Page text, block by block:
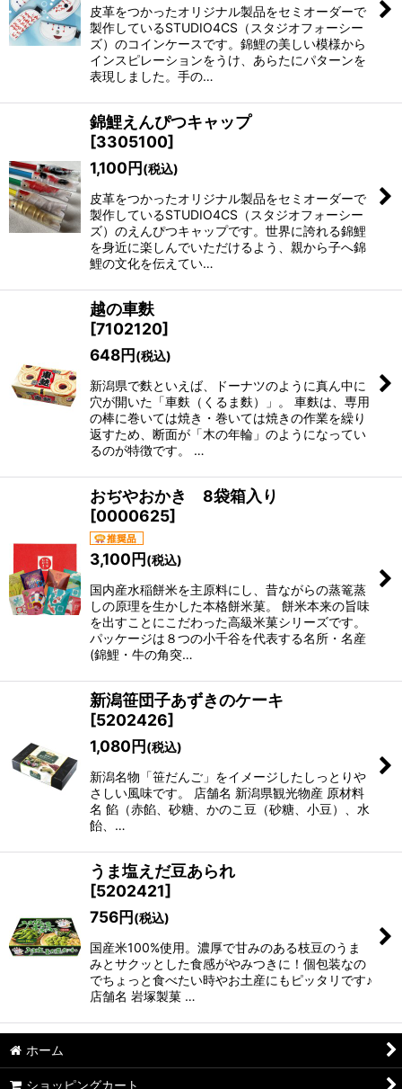
皮革をつかったオリジナル製品をセミオーダーで
製作しているSTUDIO4CS（スタジオフォーシー
ズ）のコインケースです。錦鯉の美しい模様から
インスピレーションをうけ、あらたにパターンを
表現しました。手の…
錦鯉えんぴつキャップ
[3305100]
1,100円(税込)
皮革をつかったオリジナル製品をセミオーダーで
製作しているSTUDIO4CS（スタジオフォーシー
ズ）のえんぴつキャップです。世界に誇れる錦鯉
を身近に楽しんでいただけるよう、親から子へ錦
鯉の文化を伝えてい…
越の車麩
[7102120]
648円(税込)
新潟県で麩といえば、ドーナツのように真ん中に
穴が開いた「車麩（くるま麩）」。 車麩は、専用
の棒に巻いては焼き・巻いては焼きの作業を繰り
返すため、断面が「木の年輪」のようになってい
るのが特徴です。 …
おぢやおかき 8袋箱入り
[0000625]
3,100円(税込)
国内産水稲餅米を主原料にし、昔ながらの蒸篭蒸
しの原理を生かした本格餅米菓。 餅米本来の旨味
を出すことにこだわった高級米菓シリーズです。
パッケージは８つの小千谷を代表する名所・名産
(錦鯉・牛の角突…
新潟笹団子あずきのケーキ
[5202426]
1,080円(税込)
新潟名物「笹だんご」をイメージしたしっとりや
さしい風味です。 店舗名 新潟県観光物産 原材料
名 餡（赤餡、砂糖、かのこ豆（砂糖、小豆）、水
飴、…
うま塩えだ豆あられ
[5202421]
756円(税込)
国産米100%使用。濃厚で甘みのある枝豆のうま
みとサクッとした食感がやみつきに！個包装なの
でちょっと食べたい時やお土産にもピッタリです♪
店舗名 岩塚製菓 …
ホーム
ショッピングカート